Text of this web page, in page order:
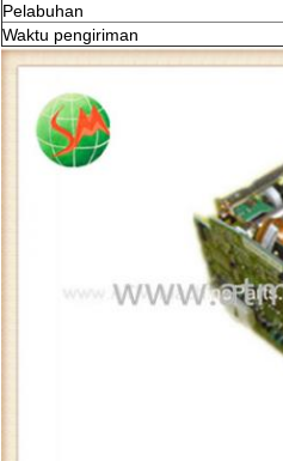
Pelabuhan
Waktu pengiriman